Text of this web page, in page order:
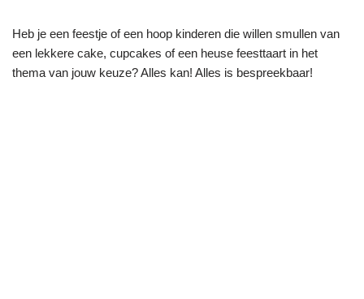
Heb je een feestje of een hoop kinderen die willen smullen van
een lekkere cake, cupcakes of een heuse feesttaart in het
thema van jouw keuze? Alles kan! Alles is bespreekbaar!